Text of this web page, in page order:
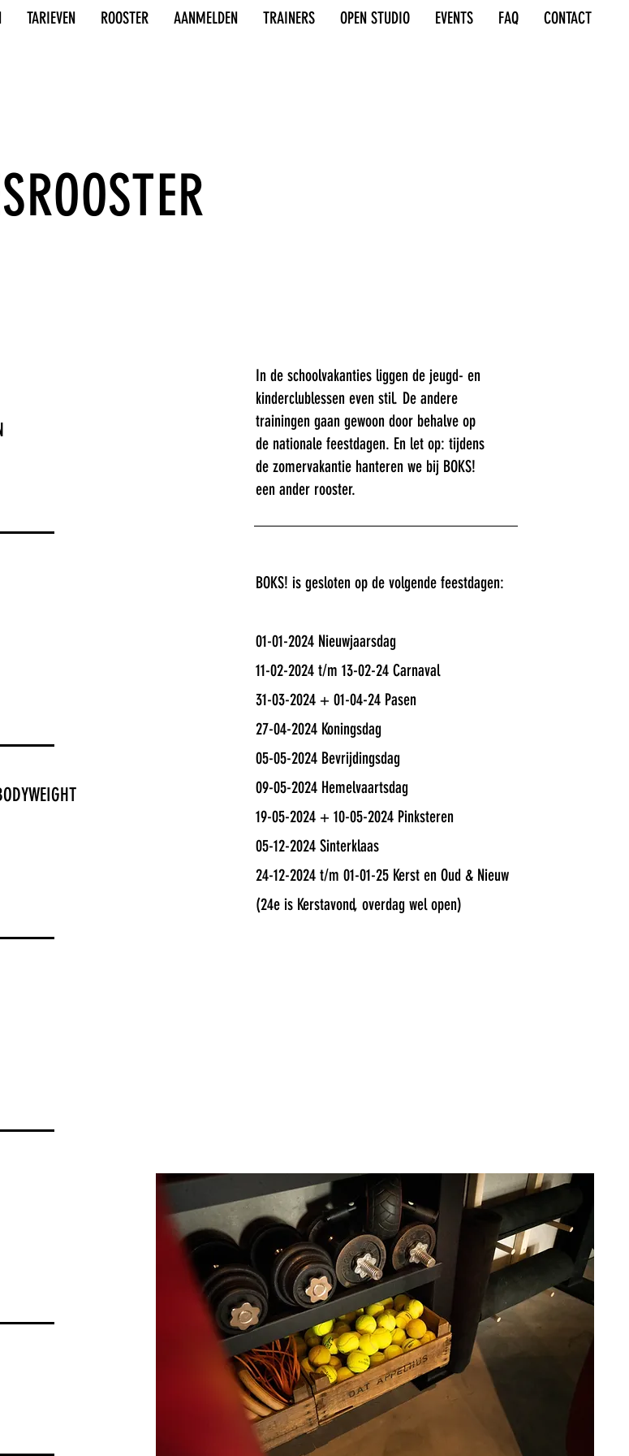
TARIEVEN ROOSTER AANMELDEN TRAINERS OPEN STUDIO EVENTS FAQ CONTACT
In de schoolvakanties liggen de jeugd- en
kinderclublessen even stil. De andere
trainingen gaan gewoon door behalve op
de nationale feestdagen. En let op: tijdens
de zomervakantie hanteren we bij BOKS!
een ander rooster.
BOKS! is gesloten op de volgende feestdagen:
01-01-2024 Nieuwjaarsdag
11-02-2024 t/m 13-02-24 Carnaval
31-03-2024 + 01-04-24 Pasen
27-04-2024 Koningsdag
05-05-2024 Bevrijdingsdag
09-05-2024 Hemelvaartsdag
19-05-2024 + 10-05-2024 Pinksteren
05-12-2024 Sinterklaas
24-12-2024 t/m 01-01-25 Kerst en Oud & Nieuw
(24e is Kerstavond, overdag wel open)